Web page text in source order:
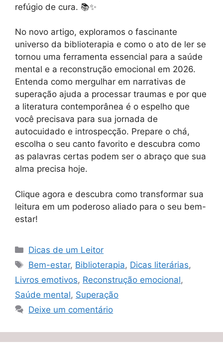
refúgio de cura. 📚✨
No novo artigo, exploramos o fascinante
universo da biblioterapia e como o ato de ler se
tornou uma ferramenta essencial para a saúde
mental e a reconstrução emocional em 2026.
Entenda como mergulhar em narrativas de
superação ajuda a processar traumas e por que
a literatura contemporânea é o espelho que
você precisava para sua jornada de
autocuidado e introspecção. Prepare o chá,
escolha o seu canto favorito e descubra como
as palavras certas podem ser o abraço que sua
alma precisa hoje.
Clique agora e descubra como transformar sua
leitura em um poderoso aliado para o seu bem-
estar!
Categorias
Dicas de um Leitor
Tags
Bem-estar, Biblioterapia, Dicas literárias,
Livros emotivos, Reconstrução emocional,
Saúde mental, Superação
Deixe um comentário